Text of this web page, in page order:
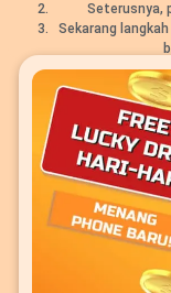
Seterusnya,
Sekarang